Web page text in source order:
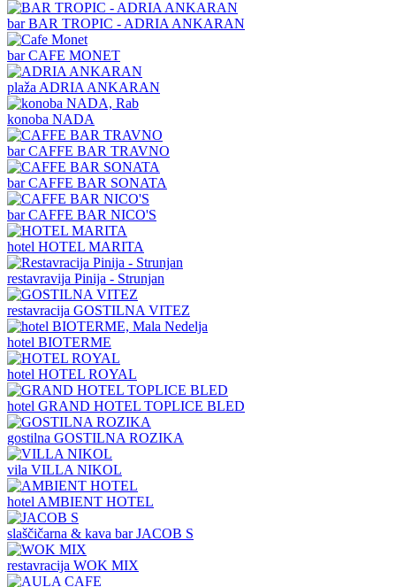
barBAR TROPIC - ADRIA ANKARAN
barCAFE MONET
plaža ADRIA ANKARAN
konoba NADA
barCAFFE BAR TRAVNO
barCAFFE BAR SONATA
barCAFFE BAR NICO'S
hotel HOTEL MARITA
restavravija Pinija - Strunjan
restavracija GOSTILNA VITEZ
hotel BIOTERME
hotel HOTEL ROYAL
hotel GRAND HOTEL TOPLICE BLED
gostilna GOSTILNA ROZIKA
vila VILLA NIKOL
hotel AMBIENT HOTEL
slaščičarna & kava barJACOB S
restavracija WOK MIX